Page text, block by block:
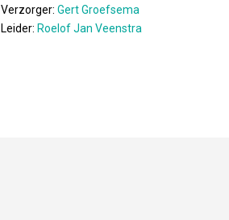
Verzorger:Gert Groefsema
Leider: Roelof Jan Veenstra